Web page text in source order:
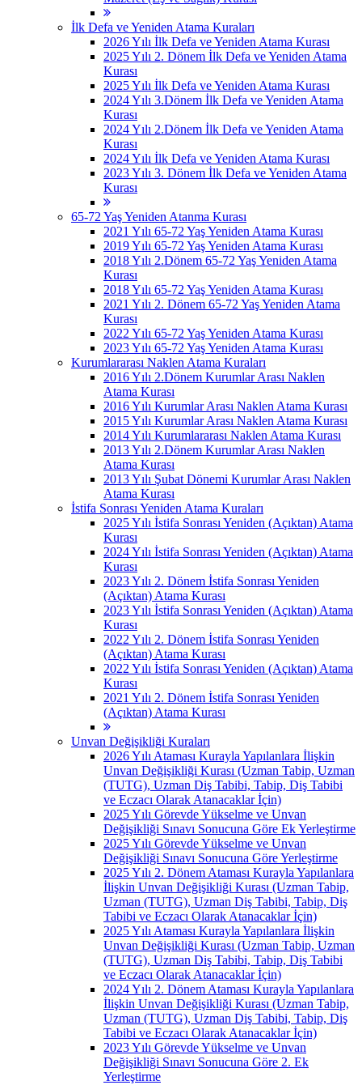
İlk Defa ve Yeniden Atama Kuraları
2026 Yılı İlk Defa ve Yeniden Atama Kurası
2025 Yılı 2. Dönem İlk Defa ve Yeniden Atama
Kurası
2025 Yılı İlk Defa ve Yeniden Atama Kurası
2024 Yılı 3.Dönem İlk Defa ve Yeniden Atama
Kurası
2024 Yılı 2.Dönem İlk Defa ve Yeniden Atama
Kurası
2024 Yılı İlk Defa ve Yeniden Atama Kurası
2023 Yılı 3. Dönem İlk Defa ve Yeniden Atama
Kurası
65-72 Yaş Yeniden Atanma Kurası
2021 Yılı 65-72 Yaş Yeniden Atama Kurası
2019 Yılı 65-72 Yaş Yeniden Atama Kurası
2018 Yılı 2.Dönem 65-72 Yaş Yeniden Atama
Kurası
2018 Yılı 65-72 Yaş Yeniden Atama Kurası
2021 Yılı 2. Dönem 65-72 Yaş Yeniden Atama
Kurası
2022 Yılı 65-72 Yaş Yeniden Atama Kurası
2023 Yılı 65-72 Yaş Yeniden Atama Kurası
Kurumlararası Naklen Atama Kuraları
2016 Yılı 2.Dönem Kurumlar Arası Naklen
Atama Kurası
2016 Yılı Kurumlar Arası Naklen Atama Kurası
2015 Yılı Kurumlar Arası Naklen Atama Kurası
2014 Yılı Kurumlararası Naklen Atama Kurası
2013 Yılı 2.Dönem Kurumlar Arası Naklen
Atama Kurası
2013 Yılı Şubat Dönemi Kurumlar Arası Naklen
Atama Kurası
İstifa Sonrası Yeniden Atama Kuraları
2025 Yılı İstifa Sonrası Yeniden (Açıktan) Atama
Kurası
2024 Yılı İstifa Sonrası Yeniden (Açıktan) Atama
Kurası
2023 Yılı 2. Dönem İstifa Sonrası Yeniden
(Açıktan) Atama Kurası
2023 Yılı İstifa Sonrası Yeniden (Açıktan) Atama
Kurası
2022 Yılı 2. Dönem İstifa Sonrası Yeniden
(Açıktan) Atama Kurası
2022 Yılı İstifa Sonrası Yeniden (Açıktan) Atama
Kurası
2021 Yılı 2. Dönem İstifa Sonrası Yeniden
(Açıktan) Atama Kurası
Unvan Değişikliği Kuraları
2026 Yılı Ataması Kurayla Yapılanlara İlişkin
Unvan Değişikliği Kurası (Uzman Tabip, Uzman
(TUTG), Uzman Diş Tabibi, Tabip, Diş Tabibi
ve Eczacı Olarak Atanacaklar İçin)
2025 Yılı Görevde Yükselme ve Unvan
Değişikliği Sınavı Sonucuna Göre Ek Yerleştirme
2025 Yılı Görevde Yükselme ve Unvan
Değişikliği Sınavı Sonucuna Göre Yerleştirme
2025 Yılı 2. Dönem Ataması Kurayla Yapılanlara
İlişkin Unvan Değişikliği Kurası (Uzman Tabip,
Uzman (TUTG), Uzman Diş Tabibi, Tabip, Diş
Tabibi ve Eczacı Olarak Atanacaklar İçin)
2025 Yılı Ataması Kurayla Yapılanlara İlişkin
Unvan Değişikliği Kurası (Uzman Tabip, Uzman
(TUTG), Uzman Diş Tabibi, Tabip, Diş Tabibi
ve Eczacı Olarak Atanacaklar İçin)
2024 Yılı 2. Dönem Ataması Kurayla Yapılanlara
İlişkin Unvan Değişikliği Kurası (Uzman Tabip,
Uzman (TUTG), Uzman Diş Tabibi, Tabip, Diş
Tabibi ve Eczacı Olarak Atanacaklar İçin)
2023 Yılı Görevde Yükselme ve Unvan
Değişikliği Sınavı Sonucuna Göre 2. Ek
Yerleştirme